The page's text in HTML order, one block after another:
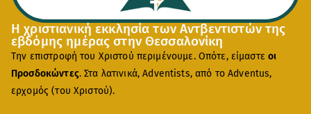
Η χριστιανική εκκλησία των Αντβεντιστών της
εβδόμης ημέρας στην Θεσσαλονίκη
Την επιστροφή του Χριστού περιμένουμε. Οπότε, είμαστεοι
Προσδοκώντες. Στα λατινικά, Adventists, από το Adventus,
ερχομός (του Χριστού).